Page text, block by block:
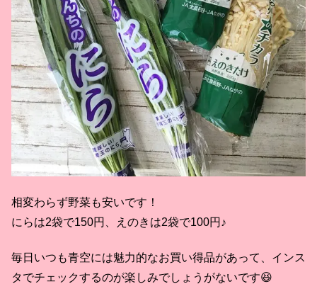
相変わらず野菜も安いです！
にらは2袋で150円、えのきは2袋で100円♪
毎日いつも青空には魅力的なお買い得品があって、インス
タでチェックするのが楽しみでしょうがないです😆